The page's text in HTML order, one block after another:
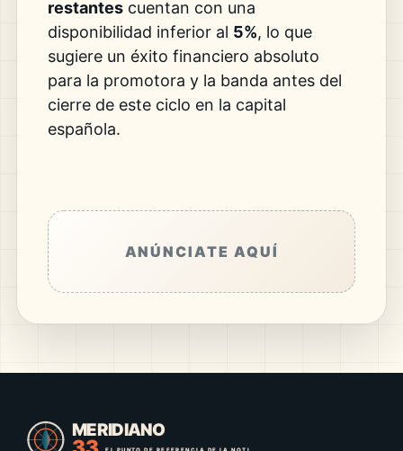
restantescuentan con una
disponibilidad inferior al 5%, lo que
sugiere un éxito financiero absoluto
para la promotora y la banda antes del
cierre de este ciclo en la capital
española.
ANÚNCIATE AQUÍ